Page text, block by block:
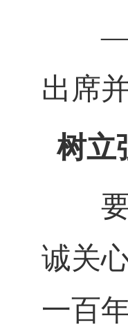
出席
树立
要
诚关
一百